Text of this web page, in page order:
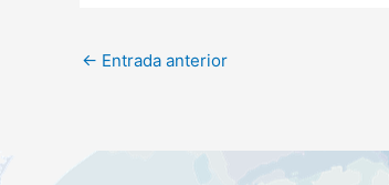
← Entrada anterior